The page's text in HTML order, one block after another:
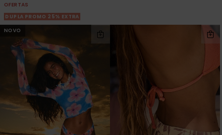
OFERTAS
DUPLA PROMO 25% EXTRA
NOVO